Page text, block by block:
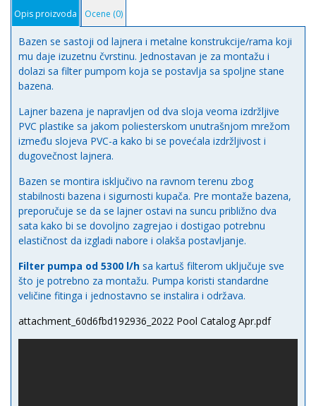
Opis proizvoda Ocene (0)
Bazen se sastoji od lajnera i metalne konstrukcije/rama koji
mu daje izuzetnu čvrstinu. Jednostavan je za montažu i
dolazi sa filter pumpom koja se postavlja sa spoljne stane
bazena.
Lajner bazena je napravljen od dva sloja veoma izdržljive
PVC plastike sa jakom poliesterskom unutrašnjom mrežom
između slojeva PVC-a kako bi se povećala izdržljivost i
dugovečnost lajnera.
Bazen se montira isključivo na ravnom terenu zbog
stabilnosti bazena i sigurnosti kupača. Pre montaže bazena,
preporučuje se da se lajner ostavi na suncu približno dva
sata kako bi se dovoljno zagrejao i dostigao potrebnu
elastičnost da izgladi nabore i olakša postavljanje.
Filter pumpa od 5300 l/h sa kartuš filterom uključuje sve
što je potrebno za montažu. Pumpa koristi standardne
veličine fitinga i jednostavno se instalira i održava.
attachment_60d6fbd192936_2022 Pool Catalog Apr.pdf